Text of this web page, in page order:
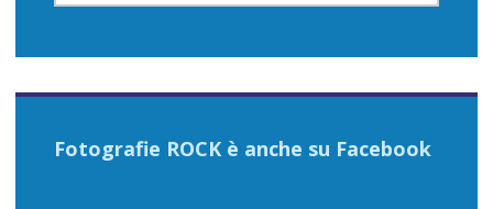
Fotografie ROCK è anche su Facebook